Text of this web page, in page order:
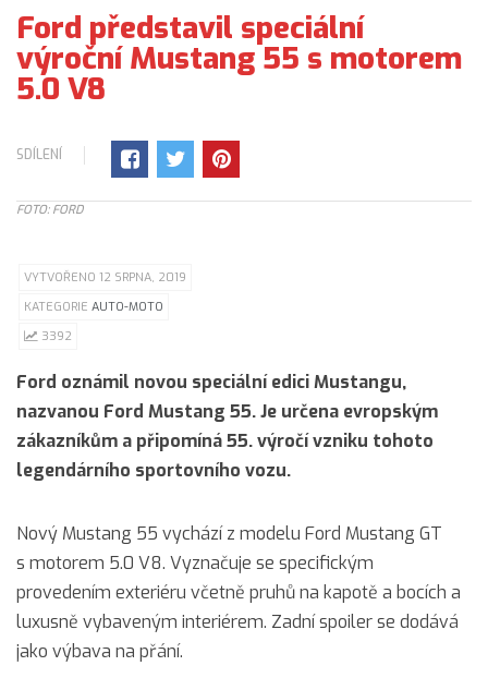
Ford představil speciální
výroční Mustang 55 s motorem
5.0 V8
SDÍLENÍ
FOTO: FORD
VYTVOŘENO 12 SRPNA, 2019
KATEGORIE AUTO-MOTO
3392
Ford oznámil novou speciální edici Mustangu,
nazvanou Ford Mustang 55. Je určena evropským
zákazníkům a připomíná 55. výročí vzniku tohoto
legendárního sportovního vozu.
Nový Mustang 55 vychází z modelu Ford Mustang GT
s motorem 5.0 V8. Vyznačuje se specifickým
provedením exteriéru včetně pruhů na kapotě a bocích a
luxusně vybaveným interiérem. Zadní spoiler se dodává
jako výbava na přání.